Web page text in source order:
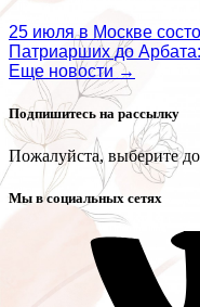
25 июля в Москве
Патриарших до
Еще новости →
Подпишитесь на рассылку
Пожалуйста, выберите
Мы в социальных сетях